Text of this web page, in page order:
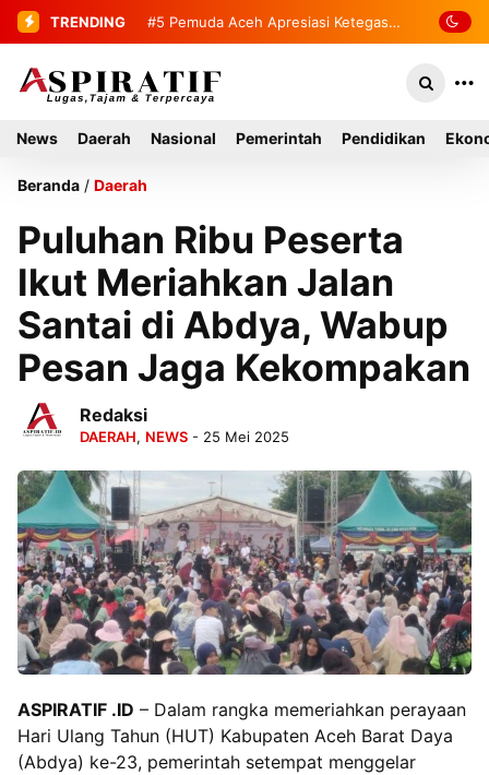
TRENDING #5 Pemuda Aceh Apresiasi
Ungkap Kasus Perampokan Toko
#6 Bupati Mirwan Tinjau Langsung
Instruksikan Masuk Program Bantuan
News Daerah Nasional Pemerintah Pendidikan
Beranda / Daerah
Puluhan Ribu Peserta
Ikut Meriahkan Jalan
Santai di Abdya, Wabup
Pesan Jaga Kekompakan
Redaksi
DAERAH, NEWS - 25 Mei 2025
ASPIRATIF .ID – Dalam rangka memeriahkan perayaan
Hari Ulang Tahun (HUT) Kabupaten Aceh Barat Daya
(Abdya) ke-23, pemerintah setempat menggelar